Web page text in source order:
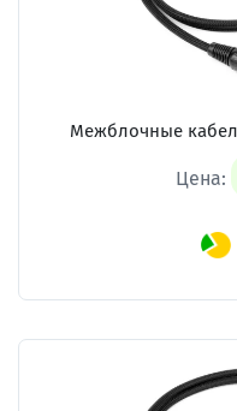
Межблочные
Цена: